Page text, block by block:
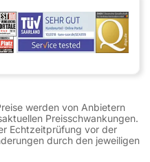
werden von Anbietern
Preisschwankungen.
Echtzeitprüfung vor der
durch den jeweiligen